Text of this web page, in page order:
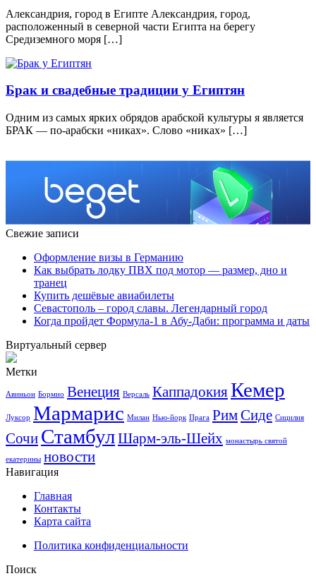
Александрия, город в Египте Александрия, город,
расположенный в северной части Египта на берегу
Средиземного моря […]
Брак и свадебные традиции у Египтян
Одним из самых ярких обрядов арабской культуры я является
БРАК — по-арабски «никах». Слово «никах» […]
Свежие записи
Оформление визы в Германию
Как выбрать лодку ПВХ под мотор — размер, дно и
транец
Купить дешёвые авиабилеты
Севастополь – город славы. Легендарный город
Когда пройдет Формула-1 в Абу-Даби: программа и даты
Виртуальный сервер
Метки
Авиньон Бормио Венеция Версаль КаппадокияКемер
Луксор Мармарис Милан Нью-йорк Прага РимСиде Сицилия
Сочи СтамбулШарм-эль-Шейх монастырь святой
екатерины новости
Навигация
Главная
Контакты
Карта сайта
Политика конфиденциальности
Поиск